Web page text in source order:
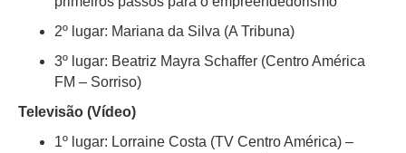
2º lugar: Mariana da Silva (A Tribuna)
3º lugar: Beatriz Mayra Schaffer (Centro América
FM – Sorriso)
Televisão (Vídeo)
1º lugar: Lorraine Costa (TV Centro América) –